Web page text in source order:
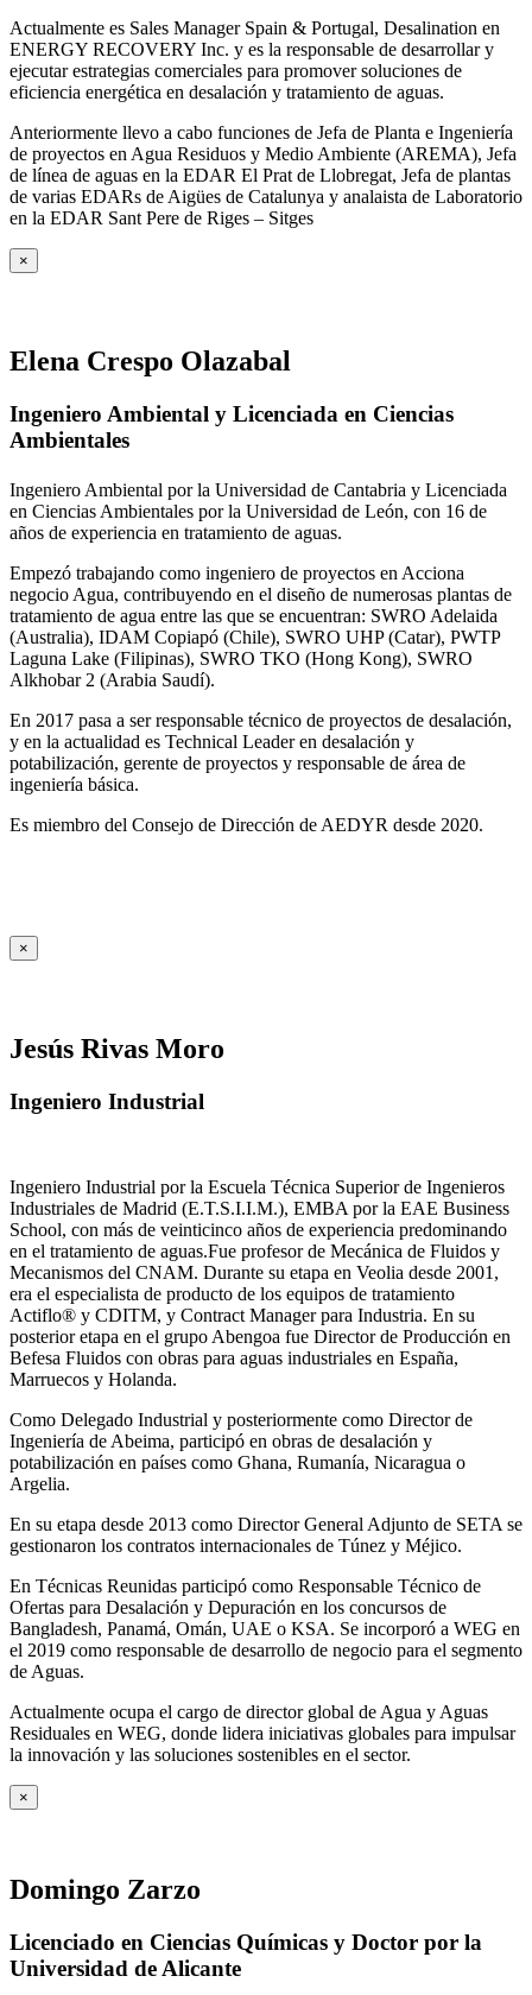
Actualmente es Sales Manager Spain & Portugal, Desalination en
ENERGY RECOVERY Inc. y es la responsable de desarrollar y
ejecutar estrategias comerciales para promover soluciones de
eficiencia energética en desalación y tratamiento de aguas.
Anteriormente llevo a cabo funciones de Jefa de Planta e Ingeniería
de proyectos en Agua Residuos y Medio Ambiente (AREMA), Jefa
de línea de aguas en la EDAR El Prat de Llobregat, Jefa de plantas
de varias EDARs de Aigües de Catalunya y analaista de Laboratorio
en la EDAR Sant Pere de Riges – Sitges
×
Elena Crespo Olazabal
Ingeniero Ambiental y Licenciada en Ciencias
Ambientales
Ingeniero Ambiental por la Universidad de Cantabria y Licenciada
en Ciencias Ambientales por la Universidad de León, con 16 de
años de experiencia en tratamiento de aguas.
Empezó trabajando como ingeniero de proyectos en Acciona
negocio Agua, contribuyendo en el diseño de numerosas plantas de
tratamiento de agua entre las que se encuentran: SWRO Adelaida
(Australia), IDAM Copiapó (Chile), SWRO UHP (Catar), PWTP
Laguna Lake (Filipinas), SWRO TKO (Hong Kong), SWRO
Alkhobar 2 (Arabia Saudí).
En 2017 pasa a ser responsable técnico de proyectos de desalación,
y en la actualidad es Technical Leader en desalación y
potabilización, gerente de proyectos y responsable de área de
ingeniería básica.
Es miembro del Consejo de Dirección de AEDYR desde 2020.
×
Jesús Rivas Moro
Ingeniero Industrial
Ingeniero Industrial por la Escuela Técnica Superior de Ingenieros
Industriales de Madrid (E.T.S.I.I.M.), EMBA por la EAE Business
School, con más de veinticinco años de experiencia predominando
en el tratamiento de aguas.Fue profesor de Mecánica de Fluidos y
Mecanismos del CNAM. Durante su etapa en Veolia desde 2001,
era el especialista de producto de los equipos de tratamiento
Actiflo® y CDITM, y Contract Manager para Industria. En su
posterior etapa en el grupo Abengoa fue Director de Producción en
Befesa Fluidos con obras para aguas industriales en España,
Marruecos y Holanda.
Como Delegado Industrial y posteriormente como Director de
Ingeniería de Abeima, participó en obras de desalación y
potabilización en países como Ghana, Rumanía, Nicaragua o
Argelia.
En su etapa desde 2013 como Director General Adjunto de SETA se
gestionaron los contratos internacionales de Túnez y Méjico.
En Técnicas Reunidas participó como Responsable Técnico de
Ofertas para Desalación y Depuración en los concursos de
Bangladesh, Panamá, Omán, UAE o KSA. Se incorporó a WEG en
el 2019 como responsable de desarrollo de negocio para el segmento
de Aguas.
Actualmente ocupa el cargo de director global de Agua y Aguas
Residuales en WEG, donde lidera iniciativas globales para impulsar
la innovación y las soluciones sostenibles en el sector.
×
Domingo Zarzo
Licenciado en Ciencias Químicas y Doctor por la
Universidad de Alicante